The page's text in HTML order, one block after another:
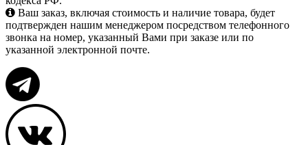
Ваш заказ, включая стоимость и наличие товара, будет
подтвержден нашим менеджером посредством телефонного
звонка на номер, указанный Вами при заказе или по
указанной электронной почте.